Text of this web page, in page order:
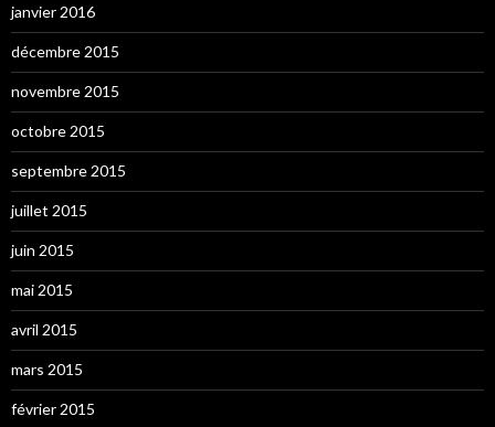
janvier 2016
décembre 2015
novembre 2015
octobre 2015
septembre 2015
juillet 2015
juin 2015
mai 2015
avril 2015
mars 2015
février 2015